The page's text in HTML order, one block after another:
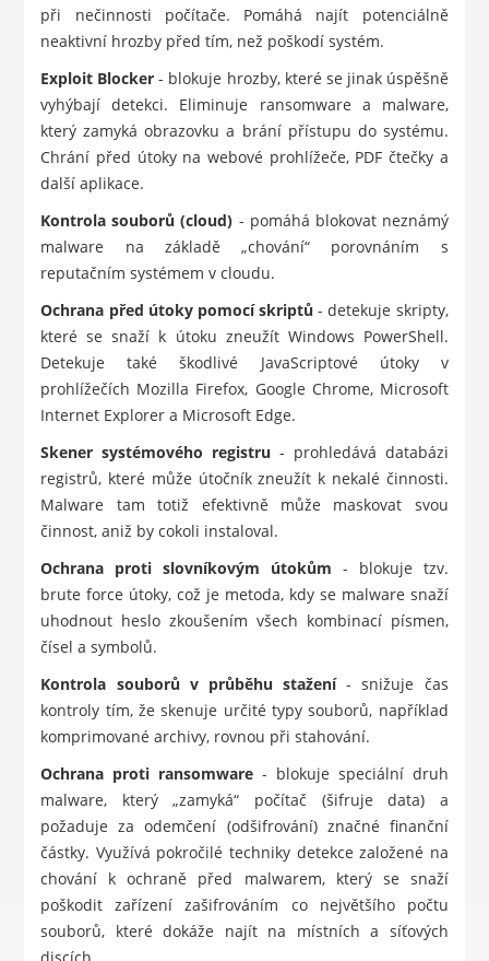
při nečinnosti počítače. Pomáhá najít potenciálně
neaktivní hrozby před tím, než poškodí systém.
Exploit Blocker - blokuje hrozby, které se jinak úspěšně
vyhýbají detekci. Eliminuje ransomware a malware,
který zamyká obrazovku a brání přístupu do systému.
Chrání před útoky na webové prohlížeče, PDF čtečky a
další aplikace.
Kontrola souborů (cloud) - pomáhá blokovat neznámý
malware na základě „chování“ porovnáním s
reputačním systémem v cloudu.
Ochrana před útoky pomocí skriptů - detekuje skripty,
které se snaží k útoku zneužít Windows PowerShell.
Detekuje také škodlivé JavaScriptové útoky v
prohlížečích Mozilla Firefox, Google Chrome, Microsoft
Internet Explorer a Microsoft Edge.
Skener systémového registru - prohledává databázi
registrů, které může útočník zneužít k nekalé činnosti.
Malware tam totiž efektivně může maskovat svou
činnost, aniž by cokoli instaloval.
Ochrana proti slovníkovým útokům - blokuje tzv.
brute force útoky, což je metoda, kdy se malware snaží
uhodnout heslo zkoušením všech kombinací písmen,
čísel a symbolů.
Kontrola souborů v průběhu stažení- snižuje čas
kontroly tím, že skenuje určité typy souborů, například
komprimované archivy, rovnou při stahování.
Ochrana proti ransomware - blokuje speciální druh
malware, který „zamyká“ počítač (šifruje data) a
požaduje za odemčení (odšifrování) značné finanční
částky. Využívá pokročilé techniky detekce založené na
chování k ochraně před malwarem, který se snaží
poškodit zařízení zašifrováním co největšího počtu
souborů, které dokáže najít na místních a síťových